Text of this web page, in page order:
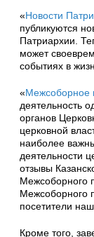
«Новости
публикуются
Патриархии.
может
событиях в
«Межсоборное
деятельность
органов
церковной
наиболее
деятельности
отзывы
Межсоборного
Межсоборного
посетители
Кроме того,